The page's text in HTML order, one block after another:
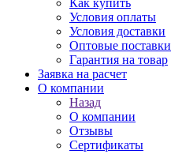
Как купить
Условия оплаты
Условия доставки
Оптовые поставки
Гарантия на товар
Заявка на расчет
О компании
Назад
О компании
Отзывы
Сертификаты